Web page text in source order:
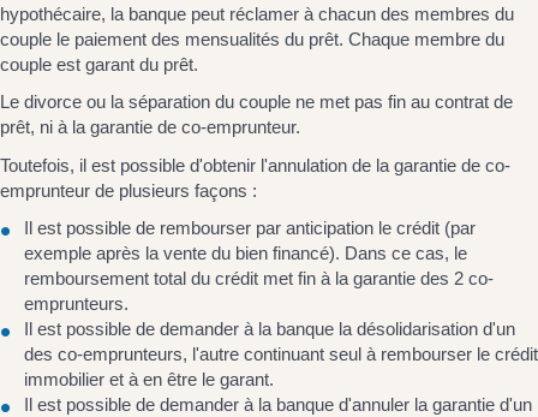
hypothécaire, la banque peut réclamer à chacun des membres du
couple le paiement des mensualités du prêt. Chaque membre du
couple est garant du prêt.
Le divorce ou la séparation du couple ne met pas fin au contrat de
prêt, ni à la garantie de co-emprunteur.
Toutefois, il est possible d'obtenir l'annulation de la garantie de co-
emprunteur de plusieurs façons :
Il est possible de rembourser par anticipation le crédit (par
exemple après la vente du bien financé). Dans ce cas, le
remboursement total du crédit met fin à la garantie des 2 co-
emprunteurs.
Il est possible de demander à la banque la désolidarisation d'un
des co-emprunteurs, l'autre continuant seul à rembourser le crédit
immobilier et à en être le garant.
Il est possible de demander à la banque d'annuler la garantie d'un